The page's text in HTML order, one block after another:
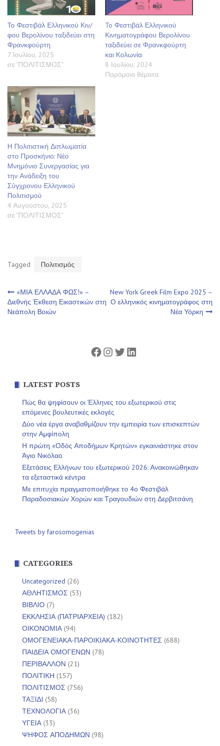
Το Φεστιβάλ Ελληνικού Κιν/
φου Βερολίνου ταξιδεύει στη
Φρανκφούρτη
7 Ιουλίου, 2025
σε "ΠΟΛΙΤΙΣΜΟΣ"
To Φεστιβάλ Ελληνικού
Κινηματογράφου Βερολίνου
ταξιδεύει σε Φρανκφούρτη
και Κολωνία
8 Ιουλίου, 2024
Παρόμοια θέματα
Η Πολιτιστική Διπλωματία
στο Προσκήνιο: Νέο
Μνημόνιο Συνεργασίας για
την Ανάδειξη του
Σύγχρονου Ελληνικού
Πολιτισμού
4 Αυγούστου, 2025
σε "ΠΟΛΙΤΙΣΜΟΣ"
Tagged Πολιτισμός
Πλοήγηση
άρθρων
«ΜΙΑ ΕΛΛΑΔΑ ΦΩΣ!» –
Διεθνής Έκθεση Εικαστικών στη
Νεάπολη Βοιών
New York Greek Film Expo 2025 –
Ο ελληνικός κινηματογράφος στη
Νέα Υόρκη
Facebook
Instagram
Twitter
Linkedin
LATEST POSTS
Πώς θα ψηφίσουν οι Έλληνες του εξωτερικού στις
επόμενες βουλευτικές εκλογές
Δύο νέα έργα αναβαθμίζουν την εμπειρία των επισκεπτών
στην Αμφίπολη
Η πρώτη «Οδός Αποδήμων Κρητών» εγκαινιάστηκε στον
Άγιο Νικόλαο
Εξετάσεις Ελλήνων του εξωτερικού 2026: Ανακοινώθηκαν
τα εξεταστικά κέντρα
Με επιτυχία πραγματοποιήθηκε το 4ο Φεστιβάλ
Παραδοσιακών Χορών και Τραγουδιών στη Δερβιτσάνη
Tweets by farosomogenias
CATEGORIES
Uncategorized (26)
ΑΘΛΗΤΙΣΜΟΣ (53)
ΒΙΒΛΙΟ (7)
ΕΚΚΛΗΣΙΑ (ΠΑΤΡΙΑΡΧΕΙΑ) (182)
ΟΙΚΟΝΟΜΙΑ(94)
ΟΜΟΓΕΝΕΙΑΚΑ-ΠΑΡΟΙΚΙΑΚΑ-ΚΟΙΝΟΤΗΤΕΣ (688)
ΠΑΙΔΕΙΑ ΟΜΟΓΕΝΩΝ (78)
ΠΕΡΙΒΑΛΛΟΝ (21)
ΠΟΛΙΤΙΚΗ (157)
ΠΟΛΙΤΙΣΜΟΣ (756)
ΤΑΞΙΔΙ (58)
ΤΕΧΝΟΛΟΓΙΑ(36)
ΥΓΕΙΑ(33)
ΨΗΦΟΣ ΑΠΟΔΗΜΩΝ (98)